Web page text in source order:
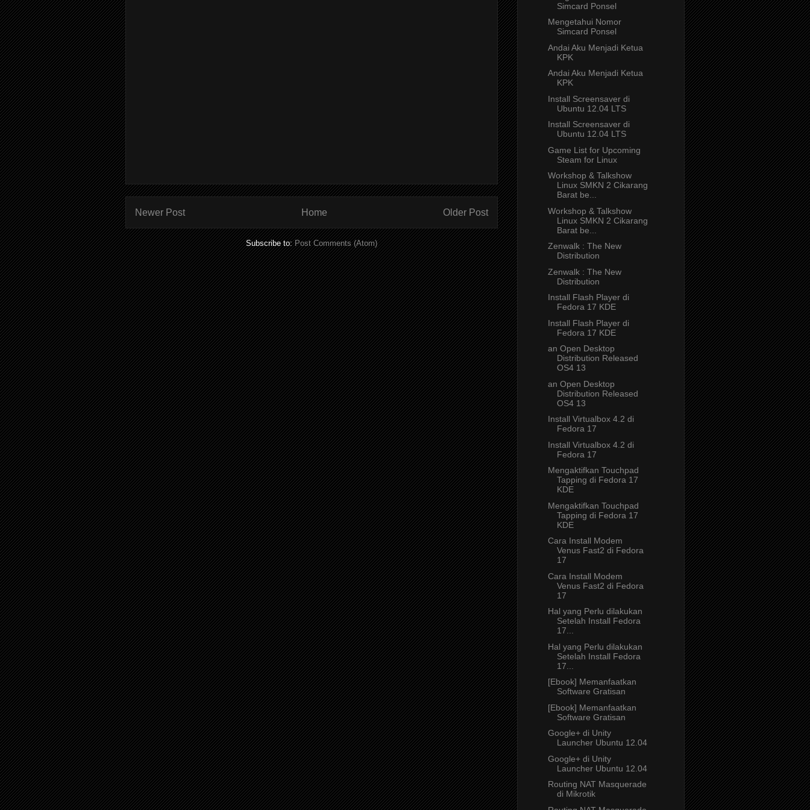
Newer Post Older Post
Home
Subscribe to:Post Comments (Atom)
Simcard Ponsel
Mengetahui Nomor
Simcard Ponsel
Andai Aku Menjadi Ketua
KPK
Andai Aku Menjadi Ketua
KPK
Install Screensaver di
Ubuntu 12.04 LTS
Install Screensaver di
Ubuntu 12.04 LTS
Game List for Upcoming
Steam for Linux
Workshop & Talkshow
Linux SMKN 2 Cikarang
Barat be...
Workshop & Talkshow
Linux SMKN 2 Cikarang
Barat be...
Zenwalk : The New
Distribution
Zenwalk : The New
Distribution
Install Flash Player di
Fedora 17 KDE
Install Flash Player di
Fedora 17 KDE
an Open Desktop
Distribution Released
OS4 13
an Open Desktop
Distribution Released
OS4 13
Install Virtualbox 4.2 di
Fedora 17
Install Virtualbox 4.2 di
Fedora 17
Mengaktifkan Touchpad
Tapping di Fedora 17
KDE
Mengaktifkan Touchpad
Tapping di Fedora 17
KDE
Cara Install Modem
Venus Fast2 di Fedora
17
Cara Install Modem
Venus Fast2 di Fedora
17
Hal yang Perlu dilakukan
Setelah Install Fedora
17...
Hal yang Perlu dilakukan
Setelah Install Fedora
17...
[Ebook] Memanfaatkan
Software Gratisan
[Ebook] Memanfaatkan
Software Gratisan
Google+ di Unity
Launcher Ubuntu 12.04
Google+ di Unity
Launcher Ubuntu 12.04
Routing NAT Masquerade
di Mikrotik